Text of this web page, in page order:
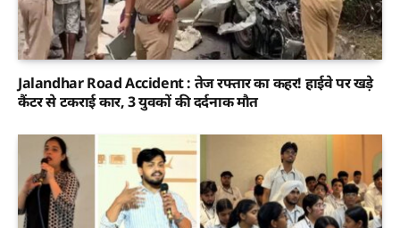
Jalandhar Road Accident : तेज रफ्तार का कहर! हाईवे पर खड़े
कैंटर से टकराई कार, 3 युवकों की दर्दनाक मौत